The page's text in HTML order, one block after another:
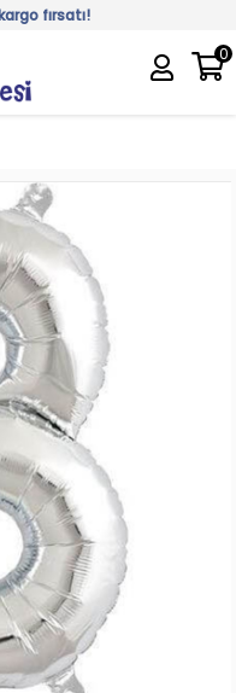
fırsatı!
0